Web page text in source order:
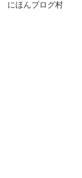
にほんブログ村